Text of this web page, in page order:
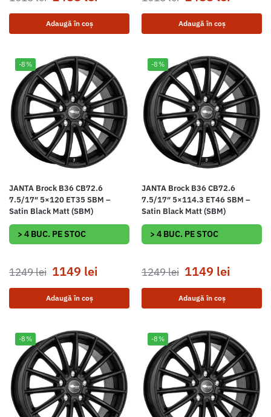
Adaugă în coș Adaugă în coș
-8%
JANTA Brock B36 CB72.6
7.5/17″ 5×120 ET35 SBM –
Satin Black Matt (SBM)
> 4 BUC. PE STOC
1249lei 1149 lei
Adaugă în coș
-8%
JANTA Brock B36 CB72.6
7.5/17″ 5×114.3 ET46 SBM –
Satin Black Matt (SBM)
> 4 BUC. PE STOC
1249lei 1149 lei
Adaugă în coș
-8% -8%